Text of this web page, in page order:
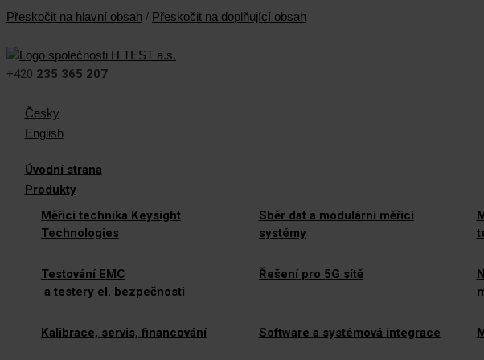
Přeskočit na hlavní obsah / Přeskočit na doplňující obsah
+420 235 365 207
Česky
English
Úvodní strana
Produkty
Měřicí technika Keysight
Technologies
Sběr dat a modulární měřicí
systémy
Testování EMC
a testery el. bezpečnosti
Řešení pro 5G sítě
Kalibrace, servis, financování Software a systémová integrace